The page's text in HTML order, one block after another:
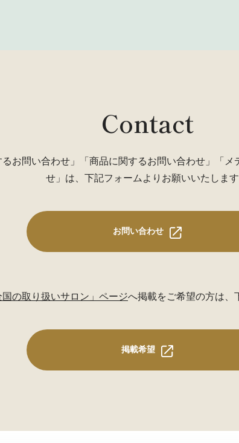
Contact
るお問い合わせ」「商品に関するお問い合わせ」「
せ」は、下記フォームよりお願いいたします
お問い合わせ
国の取り扱いサロン」ページへ掲載をご希望の方は、
掲載希望